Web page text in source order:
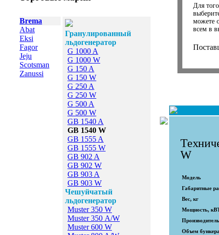
Brema
Abat
Eksi
Fagor
Jeju
Scotsman
Zanussi
Гранулированный
льдогенератор
G 1000 A
G 1000 W
G 150 A
G 150 W
G 250 A
G 250 W
G 500 A
G 500 W
GB 1540 A
GB 1540 W
GB 1555 A
GB 1555 W
GB 902 A
GB 902 W
GB 903 A
GB 903 W
Чешуйчатый
льдогенератор
Muster 350 W
Muster 350 А/W
Muster 600 W
Для
можете
всем в
W
Модель
Габаритные
Вес, кг
Мощность,
Объем